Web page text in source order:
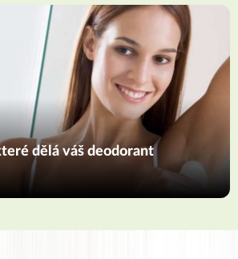
dělá váš deodorant